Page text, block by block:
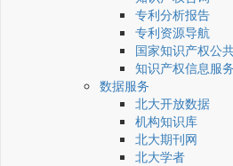
专利分析报告
专利资源导航
国家知识产权公
知识产权信息服
数据服务
北大开放数据
机构知识库
北大期刊网
北大学者